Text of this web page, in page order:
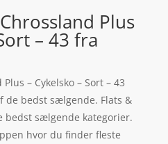
Plus
– 43 fra
– Cykelsko – Sort – 43
bedst sælgende. Flats &
bedst sælgende kategorier.
hvor du finder fleste